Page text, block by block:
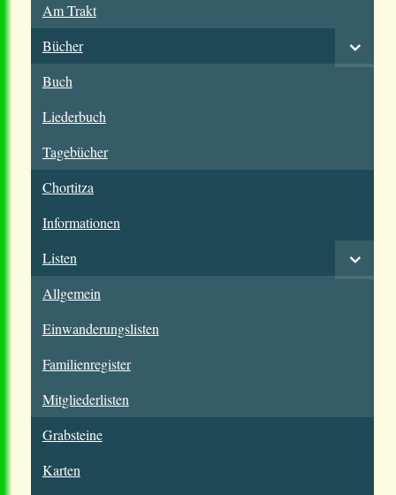
Am Trakt
Bücher
Buch
Liederbuch
Tagebücher
Chortitza
Informationen
Listen
Allgemein
Einwanderungslisten
Familienregister
Mitgliederlisten
Grabsteine
Karten